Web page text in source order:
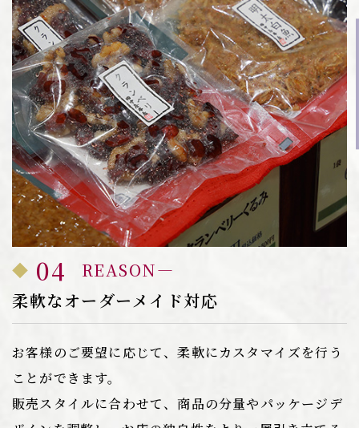
04
REASON
柔軟なオーダーメイド対応
お客様のご要望に応じて、柔軟にカスタマイズを行う
ことができます。
販売スタイルに合わせて、商品の分量やパッケージデ